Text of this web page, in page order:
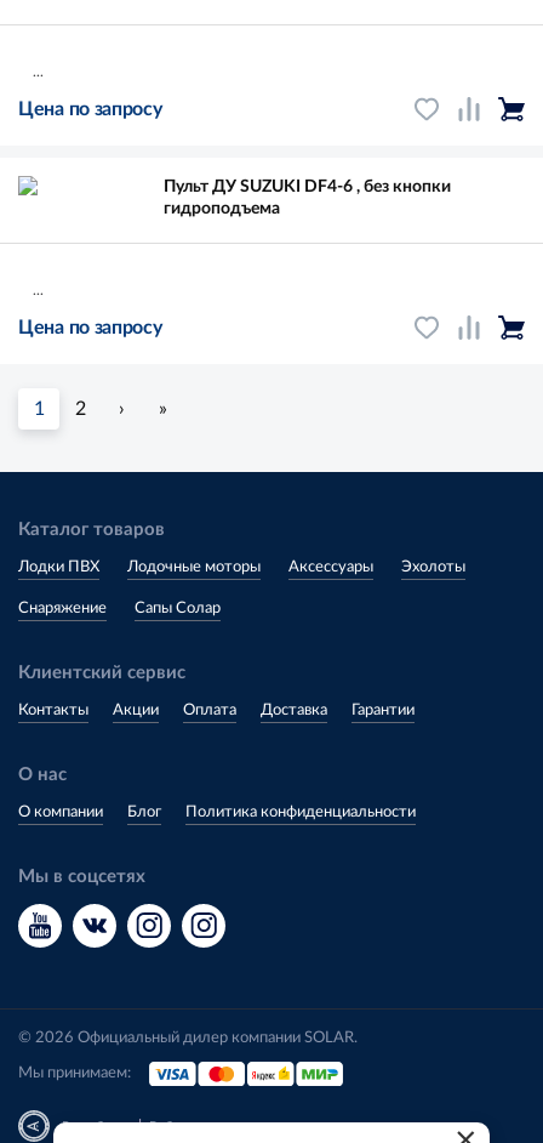
...
Цена по запросу
Пульт ДУ SUZUKI DF4-6 , без кнопки
гидроподъема
...
Цена по запросу
1 2 › »
Каталог товаров
Лодки ПВХ Лодочные моторы Аксессуары Эхолоты
Снаряжение Сапы Солар
Клиентский сервис
Контакты Акции Оплата Доставка Гарантии
О нас
О компании Блог Политика конфиденциальности
Мы в соцсетях
© 2026 Официальный дилер компании SOLAR.
Мы принимаем:
Разработка|Веб-аналитика